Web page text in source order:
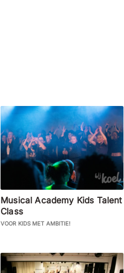
Musical Academy Kids Talent
Class
VOOR KIDS MET AMBITIE!